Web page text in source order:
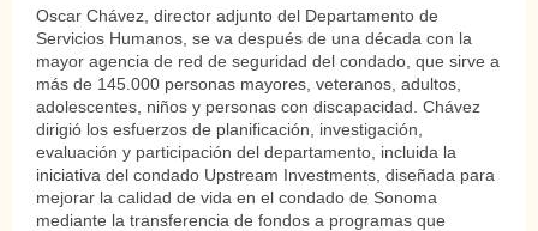
Oscar Chávez, director adjunto del Departamento de
Servicios Humanos, se va después de una década con la
mayor agencia de red de seguridad del condado, que sirve a
más de 145.000 personas mayores, veteranos, adultos,
adolescentes, niños y personas con discapacidad. Chávez
dirigió los esfuerzos de planificación, investigación,
evaluación y participación del departamento, incluida la
iniciativa del condado Upstream Investments, diseñada para
mejorar la calidad de vida en el condado de Sonoma
mediante la transferencia de fondos a programas que